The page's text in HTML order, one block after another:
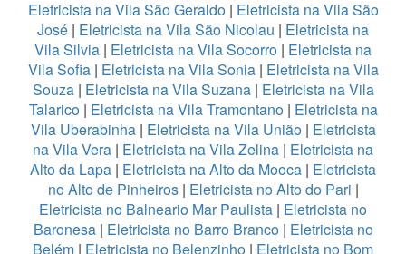
Eletricista na Vila São Geraldo| Eletricista na Vila São
José | Eletricista na Vila São Nicolau | Eletricista na
Vila Silvia | Eletricista na Vila Socorro | Eletricista na
Vila Sofia| Eletricista na Vila Sonia| Eletricista na Vila
Souza| Eletricista na Vila Suzana| Eletricista na Vila
Talarico| Eletricista na Vila Tramontano| Eletricista na
Vila Uberabinha| Eletricista na Vila União| Eletricista
na Vila Vera | Eletricista na Vila Zelina | Eletricista na
Alto da Lapa | Eletricista na Alto da Mooca | Eletricista
no Alto de Pinheiros| Eletricista no Alto do Pari |
Eletricista no Balneario Mar Paulista | Eletricista no
Baronesa| Eletricista no Barro Branco| Eletricista no
Belém | Eletricista no Belenzinho | Eletricista no Bom